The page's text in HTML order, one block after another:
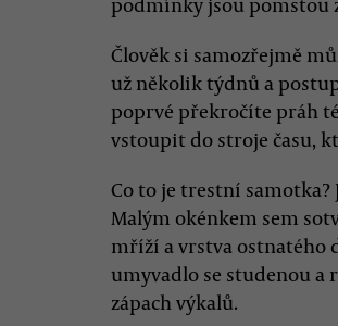
Člověk si samozřejmě
už několik týdnů a
poprvé překročíte práh
vstoupit do stroje času,
Co to je trestní
Malým okénkem sem
mříží a vrstva ostnatého
umyvadlo se studenou
zápach výkalů.